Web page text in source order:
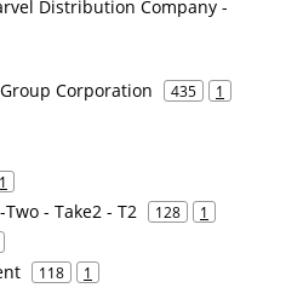
Distribution Company -
Group Corporation 435 1
1
- Take2 - T2 128 1
118 1